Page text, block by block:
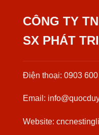
CÔNG TY
SX PHÁT
Điện thoại: 0903 600
Email:
Website: